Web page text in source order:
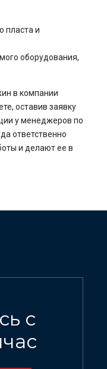
пласта и
оборудования,
в компании
оставив заявку
у менеджеров по
ответственно
и делают ее в
с